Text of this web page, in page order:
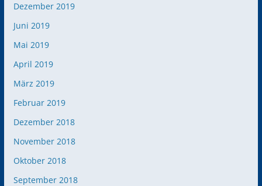
Dezember 2019
Juni 2019
Mai 2019
April 2019
März 2019
Februar 2019
Dezember 2018
November 2018
Oktober 2018
September 2018